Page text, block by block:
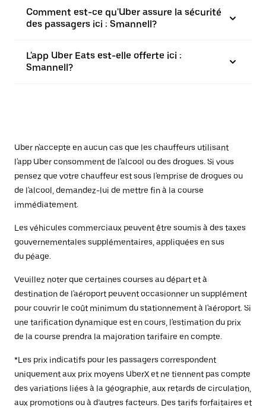
Comment est-ce qu'Uber assure la sécurité
des passagers ici : Smannell?
L'app Uber Eats est-elle offerte ici :
Smannell?
Uber n'accepte en aucun cas que les chauffeurs utilisant
l'app Uber consomment de l'alcool ou des drogues. Si vous
pensez que votre chauffeur est sous l'emprise de drogues ou
de l'alcool, demandez-lui de mettre fin à la course
immédiatement.
Les véhicules commerciaux peuvent être soumis à des taxes
gouvernementales supplémentaires, appliquées en sus
du péage.
Veuillez noter que certaines courses au départ et à
destination de l'aéroport peuvent occasionner un supplément
pour couvrir le coût minimum du stationnement à l'aéroport. Si
une tarification dynamique est en cours, l'estimation du prix
de la course prendra la majoration tarifaire en compte.
*Les prix indicatifs pour les passagers correspondent
uniquement aux prix moyens UberX et ne tiennent pas compte
des variations liées à la géographie, aux retards de circulation,
aux promotions ou à d’autres facteurs. Des tarifs forfaitaires et